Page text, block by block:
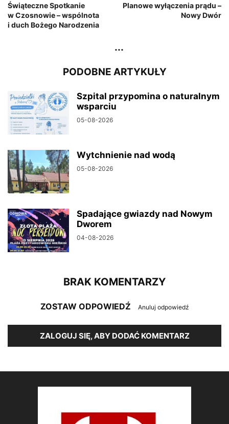
Świąteczne Spotkanie
w Czosnowie – wspólnota
i duch Bożego Narodzenia
Planowe wyłączenia prądu –
Nowy Dwór
...
PODOBNE ARTYKUŁY
Szpital przypomina o naturalnym
wsparciu
05-08-2026
Wytchnienie nad wodą
05-08-2026
Spadające gwiazdy nad Nowym
Dworem
04-08-2026
BRAK KOMENTARZY
ZOSTAW ODPOWIEDŹ Anuluj odpowiedź
ZALOGUJ SIĘ, ABY DODAĆ KOMENTARZ